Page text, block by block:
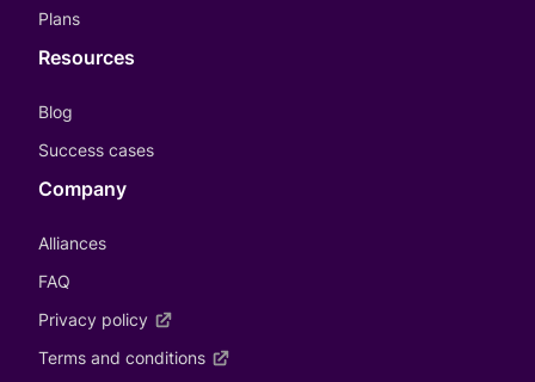
Plans
Resources
Blog
Success cases
Company
Alliances
FAQ
Privacy policy
Terms and conditions